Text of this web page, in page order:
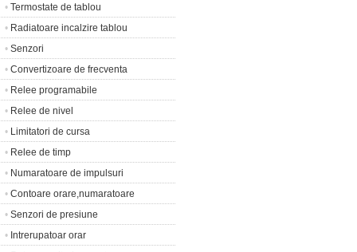
• Termostate de tablou
• Radiatoare incalzire tablou
• Senzori
• Convertizoare de frecventa
• Relee programabile
• Relee de nivel
• Limitatori de cursa
• Relee de timp
• Numaratoare de impulsuri
• Contoare orare,numaratoare
• Senzori de presiune
• Intrerupatoar orar